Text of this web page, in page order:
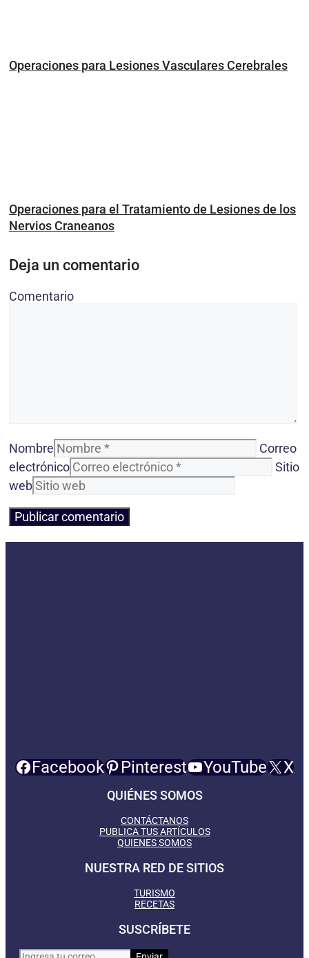
Operaciones para Lesiones Vasculares Cerebrales
Operaciones para el Tratamiento de Lesiones de los
Nervios Craneanos
Deja un comentario
Comentario
Nombre
Correo
electrónico
Sitio
web
Facebook Pinterest YouTube X
QUIÉNES SOMOS
CONTÁCTANOS
PUBLICA TUS ARTÍCULOS
QUIENES SOMOS
NUESTRA RED DE SITIOS
TURISMO
RECETAS
SUSCRÍBETE